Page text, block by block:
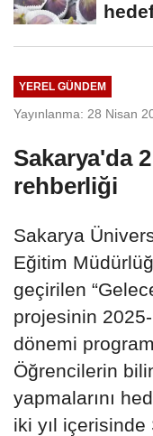
YEREL GÜNDEM
Yayınlanma: 28 Nisan
Sakarya'da
rehberliği
Sakarya
Eğitim
geçirilen
projesinin
dönemi
Öğrencilerin
yapmalarını
iki yıl